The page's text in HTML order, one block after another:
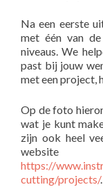
Na een eerste
met één van
niveaus. We
past bij jouw
met een project,
Op de foto
wat je kunt
zijn ook heel
https://
cutting/projects/.